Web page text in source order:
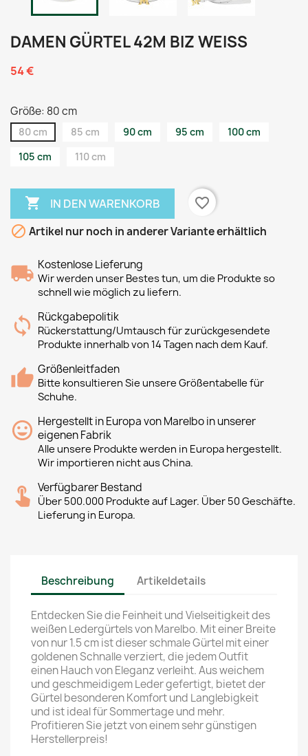
DAMEN GÜRTEL 42M BIZ WEISS
54 €
Größe: 80 cm
80 cm 85 cm 90 cm 95 cm
100 cm
105 cm
110 cm
 IN DEN WARENKORB
favorite_border
 Artikel nur noch in anderer Variante erhältlich
Kostenlose Lieferung
Wir werden unser Bestes tun, um die Produkte so
schnell wie möglich zu liefern.
Rückgabepolitik
Rückerstattung/Umtausch für zurückgesendete
Produkte innerhalb von 14 Tagen nach dem Kauf.
Größenleitfaden
Bitte konsultieren Sie unsere Größentabelle für
Schuhe.
Hergestellt in Europa von Marelbo in unserer
eigenen Fabrik
Alle unsere Produkte werden in Europa hergestellt.
Wir importieren nicht aus China.
Verfügbarer Bestand
Über 500.000 Produkte auf Lager. Über 50 Geschäfte.
Lieferung in Europa.
Beschreibung Artikeldetails
Entdecken Sie die Feinheit und Vielseitigkeit des
weißen Ledergürtels von Marelbo. Mit einer Breite
von nur 1.5 cm ist dieser schmale Gürtel mit einer
goldenen Schnalle verziert, die jedem Outfit
einen Hauch von Eleganz verleiht. Aus weichem
und geschmeidigem Leder gefertigt, bietet der
Gürtel besonderen Komfort und Langlebigkeit
und ist ideal für Sommertage und mehr.
Profitieren Sie jetzt von einem sehr günstigen
Herstellerpreis!